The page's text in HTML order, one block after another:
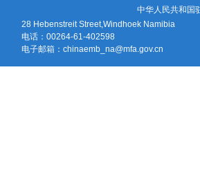
中华人民共和国
28 Hebenstreit Street,Windhoek Namibia
电话：00264-61-402598
电子邮箱： chinaemb_na@mfa.gov.cn